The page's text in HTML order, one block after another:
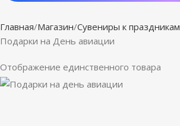
Главная Магазин Сувениры к праздникам
Подарки на День авиации
Отображение единственного товара